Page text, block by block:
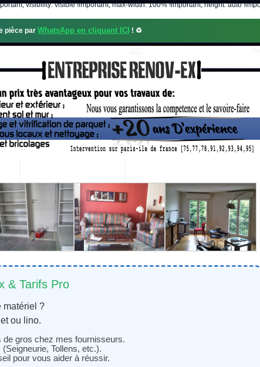
visibility: visible !important; max-width: 100% !important; height: auto
pièce par WhatsApp en cliquant ICI ! ♻️
& Tarifs Pro
matériel ?
ou lino.
de gros chez mes fournisseurs.
Tollens, etc.).
pour vous aider à réussir.